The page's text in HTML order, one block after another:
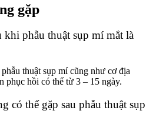
gặp
phẫu thuật sụp mí mắt là
thuật sụp mí cũng như cơ địa
phục hồi có thể từ 3 – 15 ngày.
có thể gặp sau phẫu thuật sụp